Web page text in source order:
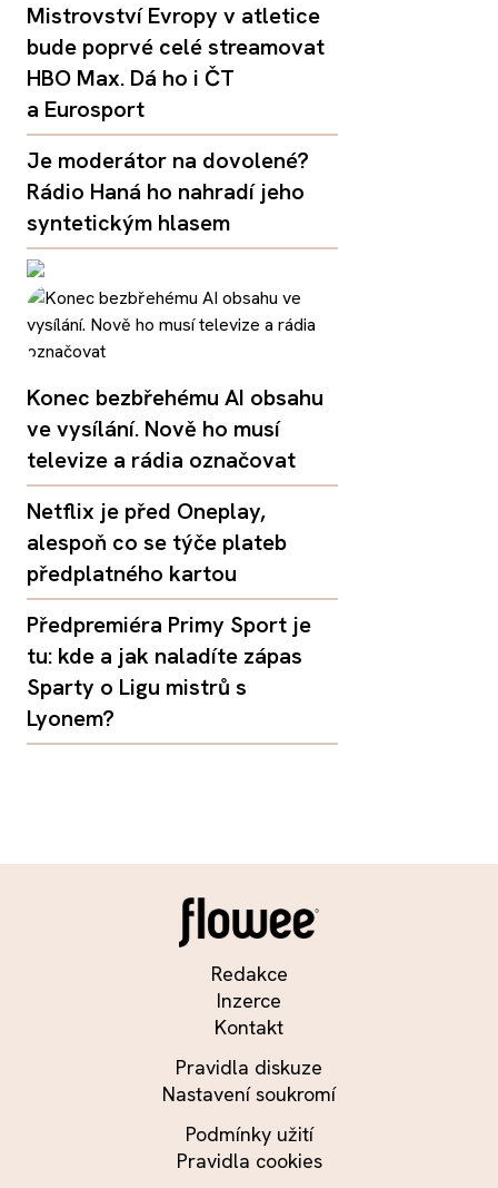
Mistrovství Evropy v atletice
bude poprvé celé streamovat
HBO Max. Dá ho i ČT
a Eurosport
Je moderátor na dovolené?
Rádio Haná ho nahradí jeho
syntetickým hlasem
Konec bezbřehému AI obsahu
ve vysílání. Nově ho musí
televize a rádia označovat
Netflix je před Oneplay,
alespoň co se týče plateb
předplatného kartou
Předpremiéra Primy Sport je
tu: kde a jak naladíte zápas
Sparty o Ligu mistrů s
Lyonem?
Redakce
Inzerce
Kontakt
Pravidla diskuze
Nastavení soukromí
Podmínky užití
Pravidla cookies